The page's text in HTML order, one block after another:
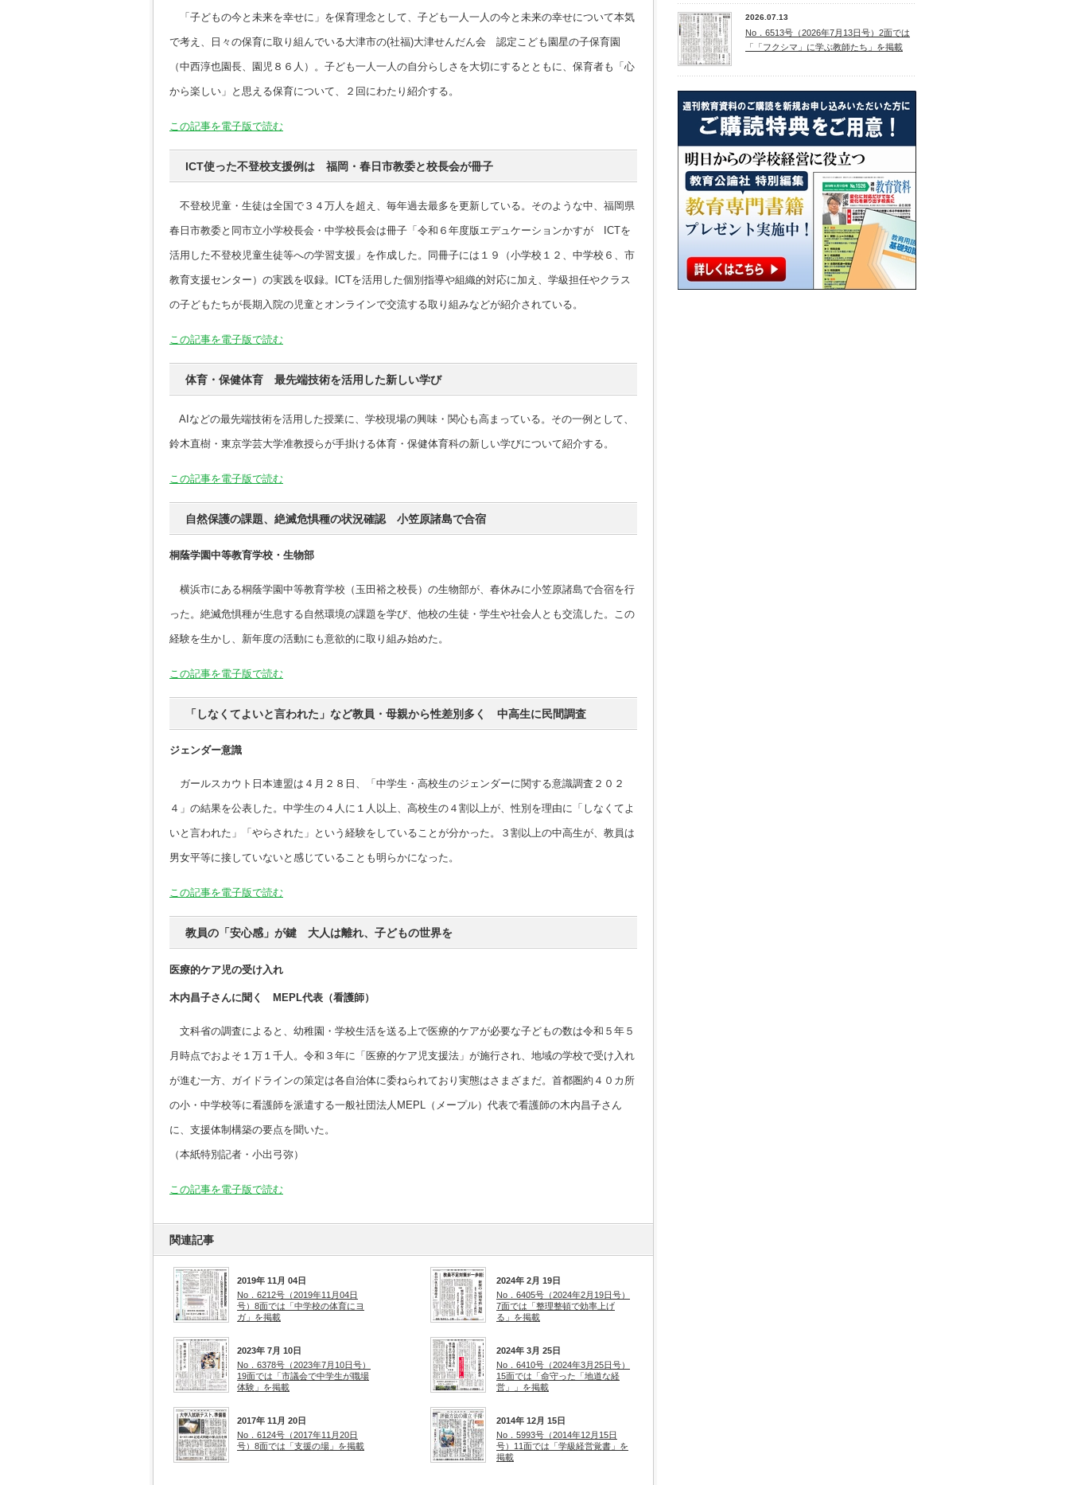
「子どもの今と未来を幸せに」を保育理念として、子ども一人一人の今と未来の幸せについて本気
で考え、日々の保育に取り組んでいる大津市の(社福)大津せんだん会 認定こども園星の子保育園
（中西淳也園長、園児８６人）。子ども一人一人の自分らしさを大切にするとともに、保育者も「心
から楽しい」と思える保育について、２回にわたり紹介する。
この記事を電子版で読む
ICT使った不登校支援例は 福岡・春日市教委と校長会が冊子
不登校児童・生徒は全国で３４万人を超え、毎年過去最多を更新している。そのような中、福岡県
春日市教委と同市立小学校長会・中学校長会は冊子「令和６年度版エデュケーションかすが ICTを
活用した不登校児童生徒等への学習支援」を作成した。同冊子には１９（小学校１２、中学校６、市
教育支援センター）の実践を収録。ICTを活用した個別指導や組織的対応に加え、学級担任やクラス
の子どもたちが長期入院の児童とオンラインで交流する取り組みなどが紹介されている。
この記事を電子版で読む
体育・保健体育 最先端技術を活用した新しい学び
AIなどの最先端技術を活用した授業に、学校現場の興味・関心も高まっている。その一例として、
鈴木直樹・東京学芸大学准教授らが手掛ける体育・保健体育科の新しい学びについて紹介する。
この記事を電子版で読む
自然保護の課題、絶滅危惧種の状況確認 小笠原諸島で合宿
桐蔭学園中等教育学校・生物部
横浜市にある桐蔭学園中等教育学校（玉田裕之校長）の生物部が、春休みに小笠原諸島で合宿を行
った。絶滅危惧種が生息する自然環境の課題を学び、他校の生徒・学生や社会人とも交流した。この
経験を生かし、新年度の活動にも意欲的に取り組み始めた。
この記事を電子版で読む
「しなくてよいと言われた」など教員・母親から性差別多く 中高生に民間調査
ジェンダー意識
ガールスカウト日本連盟は４月２８日、「中学生・高校生のジェンダーに関する意識調査２０２
４」の結果を公表した。中学生の４人に１人以上、高校生の４割以上が、性別を理由に「しなくてよ
いと言われた」「やらされた」という経験をしていることが分かった。３割以上の中高生が、教員は
男女平等に接していないと感じていることも明らかになった。
この記事を電子版で読む
教員の「安心感」が鍵 大人は離れ、子どもの世界を
医療的ケア児の受け入れ
木内昌子さんに聞く MEPL代表（看護師）
文科省の調査によると、幼稚園・学校生活を送る上で医療的ケアが必要な子どもの数は令和５年５
月時点でおよそ１万１千人。令和３年に「医療的ケア児支援法」が施行され、地域の学校で受け入れ
が進む一方、ガイドラインの策定は各自治体に委ねられており実態はさまざまだ。首都圏約４０カ所
の小・中学校等に看護師を派遣する一般社団法人MEPL（メープル）代表で看護師の木内昌子さん
に、支援体制構築の要点を聞いた。
（本紙特別記者・小出弓弥）
この記事を電子版で読む
関連記事
2019年 11月 04日
No．6212号（2019年11月04日
号）8面では「中学校の体育にヨ
ガ」を掲載
2024年 2月 19日
No．6405号（2024年2月19日号）
7面では「整理整頓で効率上げ
る」を掲載
2023年 7月 10日
No．6378号（2023年7月10日号）
19面では「市議会で中学生が職場
体験」を掲載
2024年 3月 25日
No．6410号（2024年3月25日号）
15面では「命守った「地道な経
営」」を掲載
2017年 11月 20日
No．6124号（2017年11月20日
号）8面では「支援の場」を掲載
2014年 12月 15日
No．5993号（2014年12月15日
号）11面では「学級経営覚書」を
掲載
2026.07.13
No．6513号（2026年7月13日号）2面では
「「フクシマ」に学ぶ教師たち」を掲載